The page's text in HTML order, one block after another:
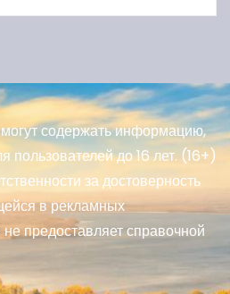
содержать информацию,
пользователей до 16 лет. (16+)
за достоверность
в рекламных
предоставляет справочной